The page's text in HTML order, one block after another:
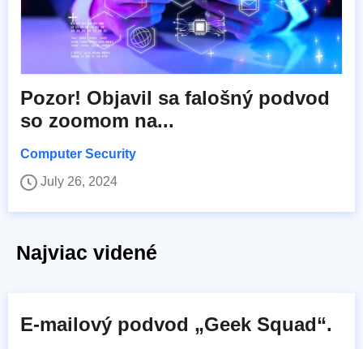
Pozor! Objavil sa falošný podvod
so zoomom na...
Computer Security
July 26, 2024
Najviac videné
E-mailový podvod „Geek Squad“.